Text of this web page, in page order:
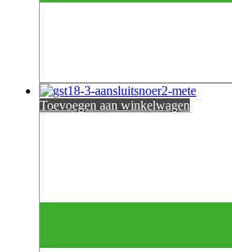
Toevoegen aan winkelwagen